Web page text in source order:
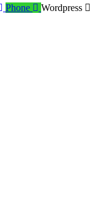
Phone
Wordpress